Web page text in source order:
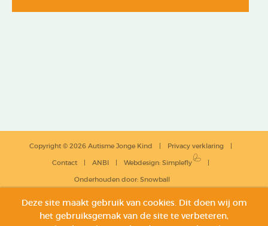
Copyright © 2026 Autisme Jonge Kind Privacy verklaring
Contact ANBI Webdesign: Simplefly
Onderhouden door: Snowball
Deze site maakt gebruik van cookies. Dit doen wij om
het gebruiksgemak van de site te verbeteren,